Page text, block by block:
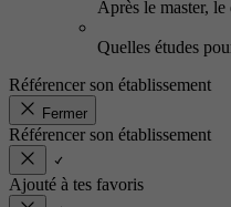
Après le master,
Quelles études
Référencer son établissement
Fermer
Référencer son établissement
Ajouté à tes favoris